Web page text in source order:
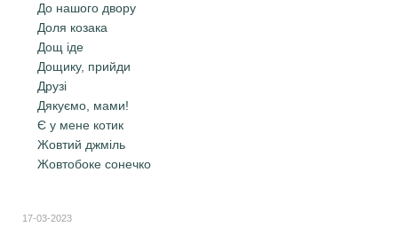
До нашого двору
Доля козака
Дощ іде
Дощику, прийди
Друзі
Дякуємо, мами!
Є у мене котик
Жовтий джміль
Жовтобоке сонечко
17-03-2023